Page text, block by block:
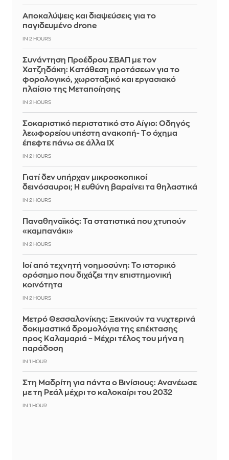
Αποκαλύψεις και διαψεύσεις για το
παγιδευμένο drone
IN 2 HOURS
Συνάντηση Προέδρου ΣΒΑΠ με τον
Χατζηδάκη: Κατάθεση προτάσεων για το
φορολογικό, χωροταξικό και εργασιακό
πλαίσιο της Μεταποίησης
IN 2 HOURS
Σοκαριστικό περιστατικό στο Αίγιο: Οδηγός
λεωφορείου υπέστη ανακοπή- Tο όχημα
έπεφτε πάνω σε άλλα ΙΧ
IN 2 HOURS
Γιατί δεν υπήρχαν μικροσκοπικοί
δεινόσαυροι; Η ευθύνη βαραίνει τα θηλαστικά
IN 2 HOURS
Παναθηναϊκός: Τα στατιστικά που χτυπούν
«καμπανάκι»
IN 2 HOURS
Ιοί από τεχνητή νοημοσύνη: Το ιστορικό
ορόσημο που διχάζει την επιστημονική
κοινότητα
IN 2 HOURS
Μετρό Θεσσαλονίκης: Ξεκινούν τα νυχτερινά
δοκιμαστικά δρομολόγια της επέκτασης
προς Καλαμαριά – Μέχρι τέλος του μήνα η
παράδοση
IN 1 HOUR
Στη Μαδρίτη για πάντα ο Βινίσιους: Ανανέωσε
με τη Ρεάλ μέχρι το καλοκαίρι του 2032
IN 1 HOUR